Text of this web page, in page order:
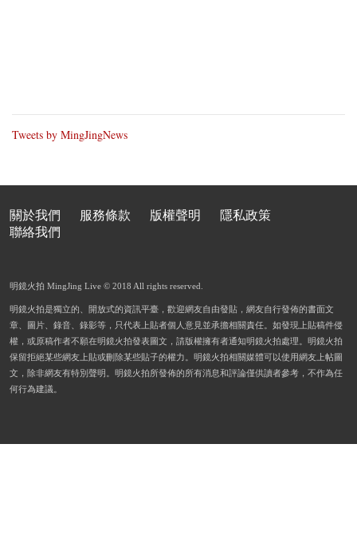
Tweets by MingJingNews
關於我們 服務條款 版權聲明
隱私政策
聯絡我們
明鏡火拍 MingJing Live © 2018 All rights reserved.
明鏡火拍是獨立的、開放式的資訊平臺，歡迎網友自由發貼，網友自行發佈的書面文
章、圖片、錄音、錄影等，只代表上貼者個人意見並承擔相關責任。如發現上貼稿件侵
權，或原稿作者不願在明鏡火拍發表圖文，請版權擁有者通知明鏡火拍處理。明鏡火拍
保留拒絕某些網友上貼或刪除某些貼子的權力。明鏡火拍相關媒體可以使用網友上帖圖
文，除非網友有特別聲明。明鏡火拍所發佈的所有消息和評論僅供讀者參考，不作為任
何行為建議。